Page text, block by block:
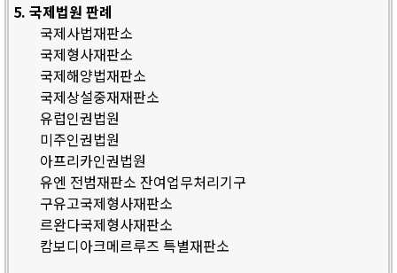
5. 국제법원 판례
국제사법재판소
국제형사재판소
국제해양법재판소
국제상설중재재판소
유럽인권법원
미주인권법원
아프리카인권법원
유엔 전범재판소 잔여업무처리기구
구유고국제형사재판소
르완다국제형사재판소
캄보디아크메르루즈 특별재판소